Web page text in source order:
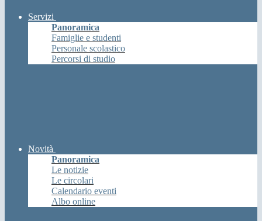
Servizi
Panoramica
Famiglie e studenti
Personale scolastico
Percorsi di studio
Novità
Panoramica
Le notizie
Le circolari
Calendario eventi
Albo online